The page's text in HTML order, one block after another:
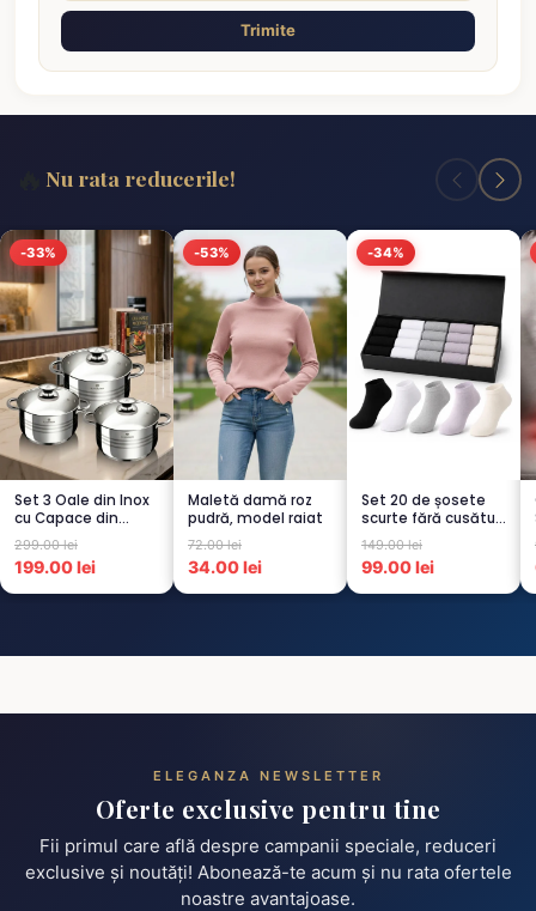
Trimite
Nu rata reducerile!
-33%
Set 3 Oale din Inox
cu Capace din
Sticlă
Termorezistent...
299.00 lei
199.00 lei
-53%
Maletă damă roz
pudră, model raiat
72.00 lei
34.00 lei
-34%
Set 20 de șosete
scurte fără cusături
pentru femei – 5...
149.00 lei
99.00 lei
ELEGANZA NEWSLETTER
Oferte exclusive pentru tine
Fii primul care află despre campanii speciale, reduceri
exclusive și noutăți! Abonează-te acum și nu rata ofertele
noastre avantajoase.